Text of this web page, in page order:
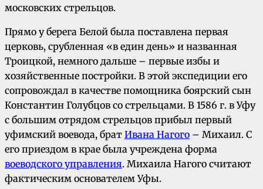
московских стрельцов.
Прямо у берега Белой была поставлена первая
церковь, срубленная «в един день» и названная
Троицкой, немного дальше – первые избы и
хозяйственные постройки. В этой экспедиции его
сопровождал в качестве помощника боярский сын
Константин Голубцов со стрельцами. В 1586 г. в Уфу
с большим отрядом стрельцов прибыл первый
уфимский воевода, брат Ивана Нагого – Михаил. С
его приездом в крае была учреждена форма
воеводского управления. Михаила Нагого считают
фактическим основателем Уфы.